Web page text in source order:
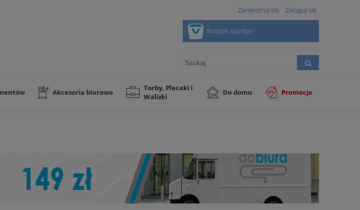
Zarejestruj się Zaloguj się
Koszyk:(pusty)
Akcesoria biurowe
Torby, Plecaki i
Walizki
Do domu Promocje